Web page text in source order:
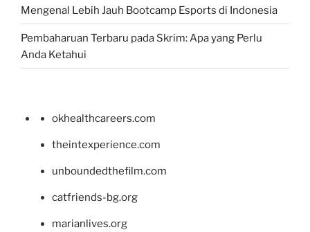
Mengenal Lebih Jauh Bootcamp Esports di Indonesia
Pembaharuan Terbaru pada Skrim: Apa yang Perlu
Anda Ketahui
okhealthcareers.com
theintexperience.com
unboundedthefilm.com
catfriends-bg.org
marianlives.org